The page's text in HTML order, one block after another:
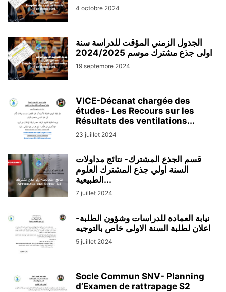
4 octobre 2024
الجدول الزمني المؤقت للدراسة سنة
19 septembre 2024
VICE-Décanat chargée des
études- Les Recours sur les
Résultats des ventilations...
23 juillet 2024
قسم الجذع المشترك- نتائج مداولات
السنة اولي جذع المشترك العلوم
الطبيعية...
7 juillet 2024
نيابة العمادة للدراسات وشؤون الطلبة-
5 juillet 2024
Socle Commun SNV- Planning
d’Examen de rattrapage S2